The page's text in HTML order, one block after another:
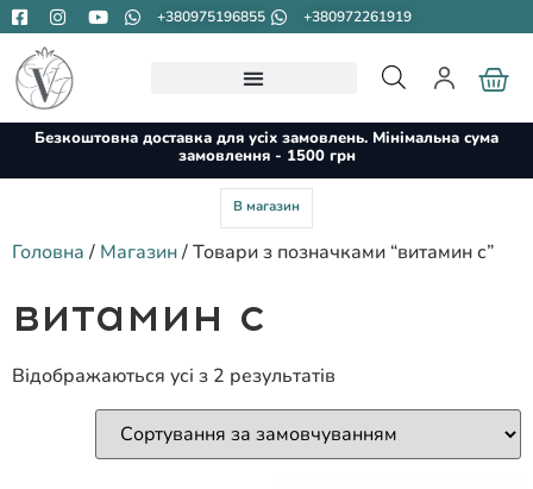
+380975196855 +380972261919
Безкоштовна доставка для усіх замовлень. Мінімальна сума
замовлення - 1500 грн
В магазин
Головна / Магазин/ Товари з позначками “витамин с”
витамин с
Відображаються усі з 2 результатів